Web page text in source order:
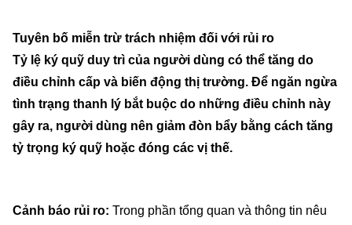
Tuyên bố miễn trừ trách nhiệm đối với rủi ro
Tỷ lệ ký quỹ duy trì của người dùng có thể tăng do
điều chỉnh cấp và biến động thị trường. Để ngăn ngừa
tình trạng thanh lý bắt buộc do những điều chỉnh này
gây ra, người dùng nên giảm đòn bẩy bằng cách tăng
tỷ trọng ký quỹ hoặc đóng các vị thế.
Cảnh báo rủi ro: Trong phần tổng quan và thông tin nêu